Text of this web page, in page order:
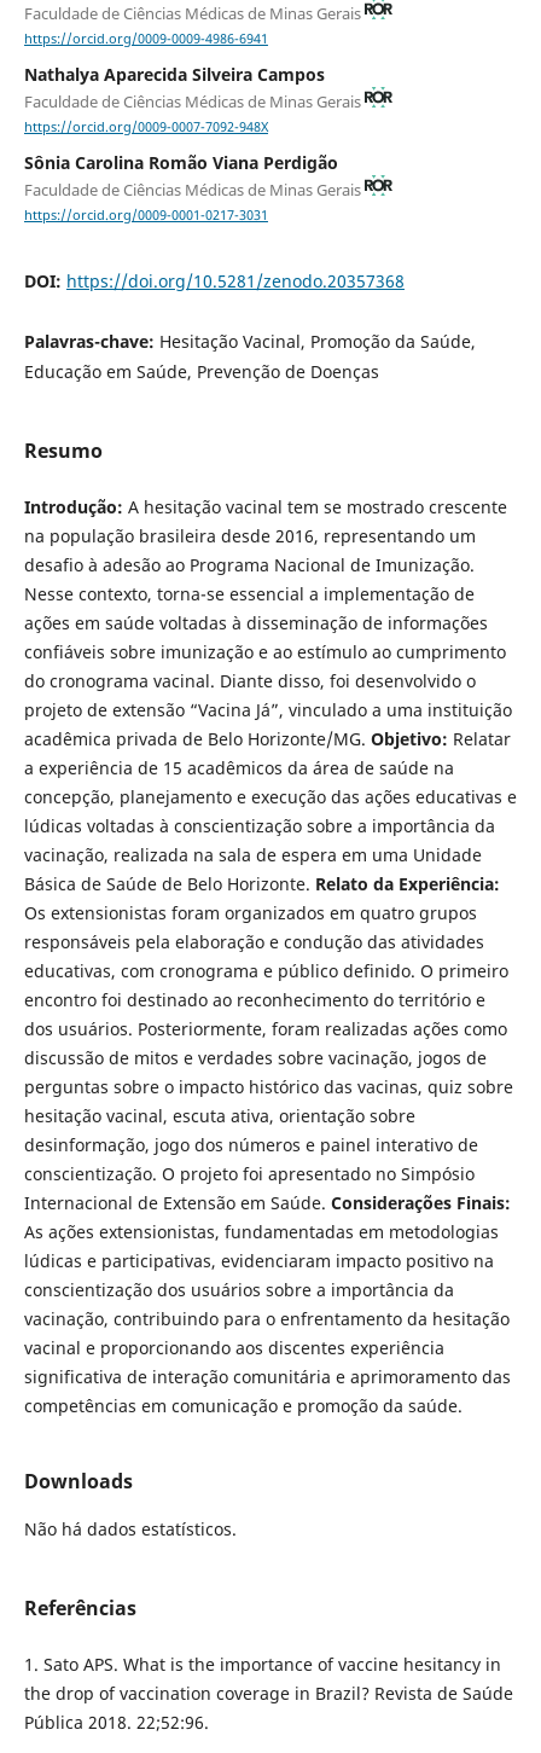
Faculdade de Ciências Médicas de Minas Gerais
https://orcid.org/0009-0009-4986-6941
Nathalya Aparecida Silveira Campos
Faculdade de Ciências Médicas de Minas Gerais
https://orcid.org/0009-0007-7092-948X
Sônia Carolina Romão Viana Perdigão
Faculdade de Ciências Médicas de Minas Gerais
https://orcid.org/0009-0001-0217-3031
DOI: https://doi.org/10.5281/zenodo.20357368
Palavras-chave: Hesitação Vacinal, Promoção da Saúde,
Educação em Saúde, Prevenção de Doenças
Resumo
Introdução: A hesitação vacinal tem se mostrado crescente
na população brasileira desde 2016, representando um
desafio à adesão ao Programa Nacional de Imunização.
Nesse contexto, torna-se essencial a implementação de
ações em saúde voltadas à disseminação de informações
confiáveis sobre imunização e ao estímulo ao cumprimento
do cronograma vacinal. Diante disso, foi desenvolvido o
projeto de extensão “Vacina Já”, vinculado a uma instituição
acadêmica privada de Belo Horizonte/MG. Objetivo: Relatar
a experiência de 15 acadêmicos da área de saúde na
concepção, planejamento e execução das ações educativas e
lúdicas voltadas à conscientização sobre a importância da
vacinação, realizada na sala de espera em uma Unidade
Básica de Saúde de Belo Horizonte. Relato da Experiência:
Os extensionistas foram organizados em quatro grupos
responsáveis pela elaboração e condução das atividades
educativas, com cronograma e público definido. O primeiro
encontro foi destinado ao reconhecimento do território e
dos usuários. Posteriormente, foram realizadas ações como
discussão de mitos e verdades sobre vacinação, jogos de
perguntas sobre o impacto histórico das vacinas, quiz sobre
hesitação vacinal, escuta ativa, orientação sobre
desinformação, jogo dos números e painel interativo de
conscientização. O projeto foi apresentado no Simpósio
Internacional de Extensão em Saúde. Considerações Finais:
As ações extensionistas, fundamentadas em metodologias
lúdicas e participativas, evidenciaram impacto positivo na
conscientização dos usuários sobre a importância da
vacinação, contribuindo para o enfrentamento da hesitação
vacinal e proporcionando aos discentes experiência
significativa de interação comunitária e aprimoramento das
competências em comunicação e promoção da saúde.
Downloads
Não há dados estatísticos.
Referências
1. Sato APS. What is the importance of vaccine hesitancy in
the drop of vaccination coverage in Brazil? Revista de Saúde
Pública 2018. 22;52:96.